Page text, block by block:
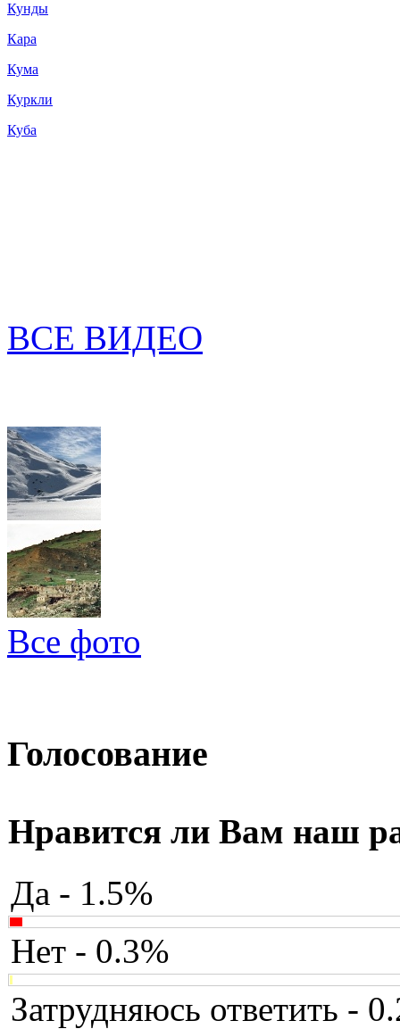
Кунды
Кара
Кума
Куркли
Куба
ВСЕ ВИДЕО
Все фото
Голосование
Нравится ли Вам наш
Да - 1.5%
Нет - 0.3%
Затрудняюсь ответить -